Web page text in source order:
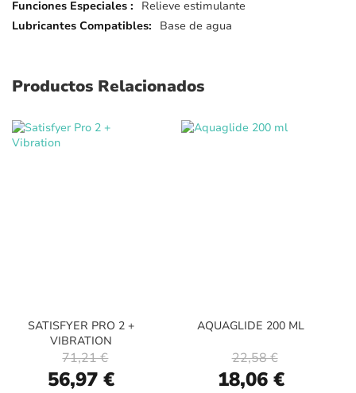
Relieve estimulante
Base de agua
Productos Relacionados
SATISFYER PRO 2 +
VIBRATION
Special
Price
56,97 €
71,21 €
AQUAGLIDE 200 ML
Special
Price
18,06 €
22,58 €